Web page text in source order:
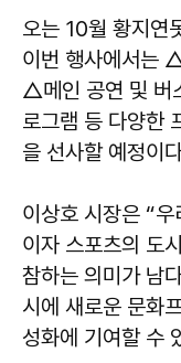
오는 10월 황지연
이번 행사에서는
△메인 공연 및 버
로그램 등 다양한
을 선사할 예정이
이상호 시장은 “
이자 스포츠의 도
참하는 의미가 남
시에 새로운 문화
성화에 기여할 수